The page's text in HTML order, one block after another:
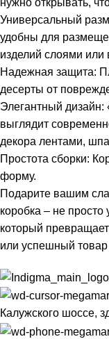
Универсальный
удобны для
изделий слоями или
Надежная защита:
десерты от
Элегантный
выглядит
декора лентами,
Простота сборки:
форму.
Подарите вашим
коробка – не
который
или успешный
Калужского шоссе,